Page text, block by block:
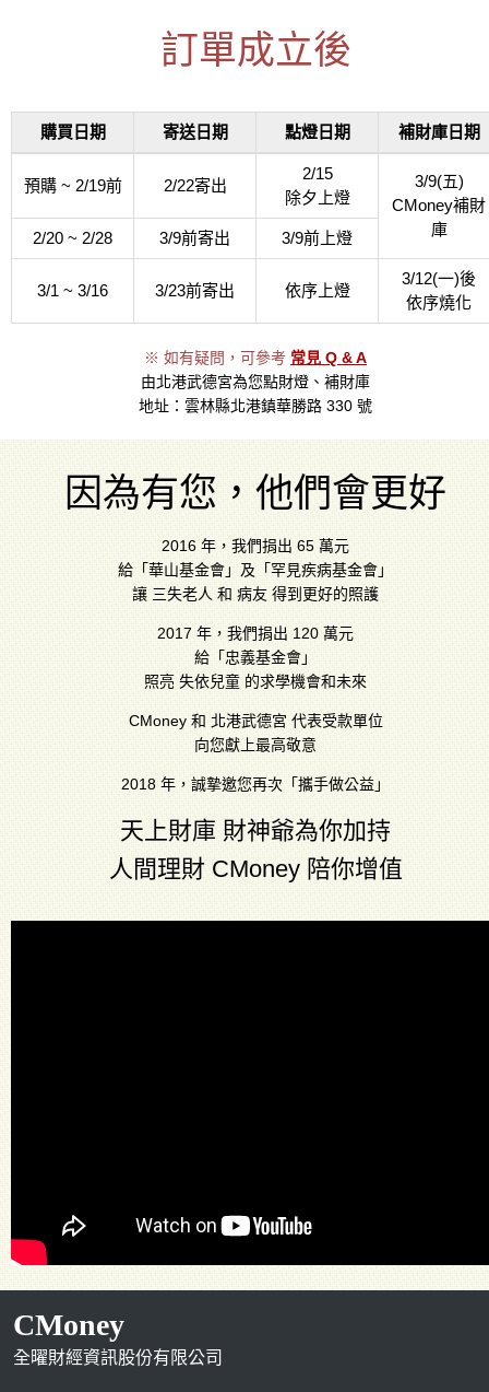
訂單成立後
購買日期 寄送日期 點燈日期 補財庫日期
預購 ~ 2/19前 2/22寄出
2/15
除夕上燈
3/9(五)
CMoney補財
庫
2/20 ~ 2/28 3/9前寄出 3/9前上燈
3/1 ~ 3/16 3/23前寄出 依序上燈
3/12(一)後
依序燒化
※ 如有疑問，可參考 常見 Q & A
由北港武德宮為您點財燈、補財庫
地址：雲林縣北港鎮華勝路 330 號
因為有您，他們會更好
2016 年，我們捐出 65 萬元
給「華山基金會」及「罕見疾病基金會」
讓 三失老人 和 病友 得到更好的照護
2017 年，我們捐出 120 萬元
給「忠義基金會」
照亮 失依兒童 的求學機會和未來
CMoney 和 北港武德宮 代表受款單位
向您獻上最高敬意
2018 年，誠摯邀您再次「攜手做公益」
天上財庫 財神爺為你加持
人間理財 CMoney 陪你增值
CMoney
全曜財經資訊股份有限公司